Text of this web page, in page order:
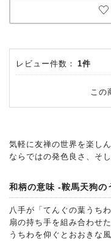
レビュー件数： 1件
この
気軽に友禅の世界を楽し
ならではの発色良さ、そ
和柄の意味 -鞍馬天狗の
八手が「てんぐの葉うち
扇の持ち手を組み合わせ
うちわを仰ぐとおおきな